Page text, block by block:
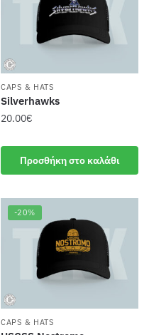
CAPS & HATS
Silverhawks
20.00€
Προσθήκη στο καλάθι
-20%
CAPS & HATS